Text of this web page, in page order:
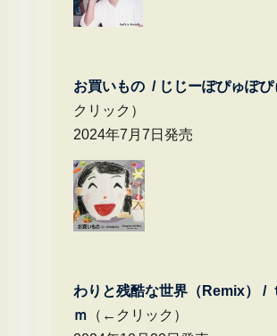
お買いもの / じじーぽぴゅぽぴ
クリック）
2024年7月7日発売
わりと残酷な世界（Remix） /
ｍ （←クリック）